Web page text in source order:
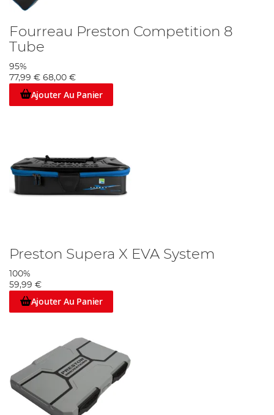
Fourreau Preston Competition 8
Tube
95%
77,99 € 68,00 €
Ajouter Au Panier
Preston Supera X EVA System
100%
59,99 €
Ajouter Au Panier